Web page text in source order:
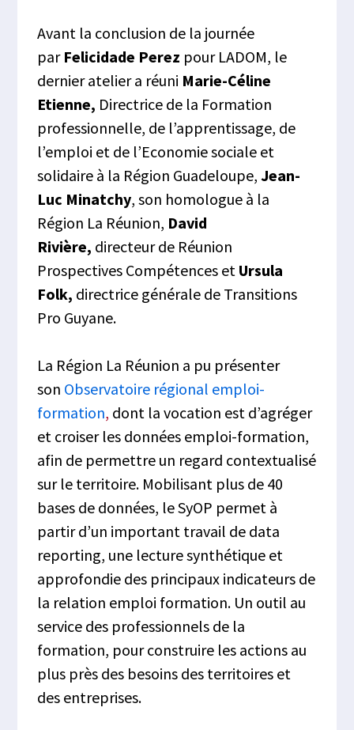
Avant la conclusion de la journée
par Felicidade Perez pour LADOM, le
dernier atelier a réuni Marie-Céline
Etienne, Directrice de la Formation
professionnelle, de l’apprentissage, de
l’emploi et de l’Economie sociale et
solidaire à la Région Guadeloupe,Jean-
Luc Minatchy, son homologue à la
Région La Réunion, David
Rivière, directeur de Réunion
Prospectives Compétences et Ursula
Folk, directrice générale de Transitions
Pro Guyane.
La Région La Réunion a pu présenter
son Observatoire régional emploi-
formation, dont la vocation est d’agréger
et croiser les données emploi-formation,
afin de permettre un regard contextualisé
sur le territoire. Mobilisant plus de 40
bases de données, le SyOP permet à
partir d’un important travail de data
reporting, une lecture synthétique et
approfondie des principaux indicateurs de
la relation emploi formation. Un outil au
service des professionnels de la
formation, pour construire les actions au
plus près des besoins des territoires et
des entreprises.